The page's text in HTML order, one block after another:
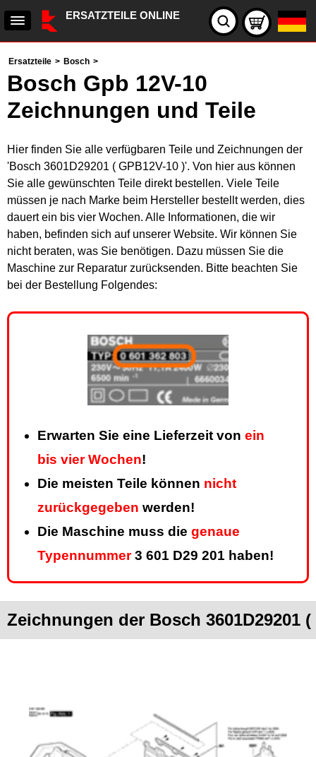
ERSATZTEILE ONLINE
Ersatzteile > Bosch >
Bosch Gpb 12V-10
Zeichnungen und Teile
Hier finden Sie alle verfügbaren Teile und Zeichnungen der
'Bosch 3601D29201 ( GPB12V-10 )'. Von hier aus können
Sie alle gewünschten Teile direkt bestellen. Viele Teile
müssen je nach Marke beim Hersteller bestellt werden, dies
dauert ein bis vier Wochen. Alle Informationen, die wir
haben, befinden sich auf unserer Website. Wir können Sie
nicht beraten, was Sie benötigen. Dazu müssen Sie die
Maschine zur Reparatur zurücksenden. Bitte beachten Sie
bei der Bestellung Folgendes:
Erwarten Sie eine Lieferzeit von ein
bis vier Wochen!
Die meisten Teile können nicht
zurückgegeben werden!
Die Maschine muss die genaue
Typennummer3 601 D29 201 haben!
Zeichnungen der Bosch 3601D29201 (